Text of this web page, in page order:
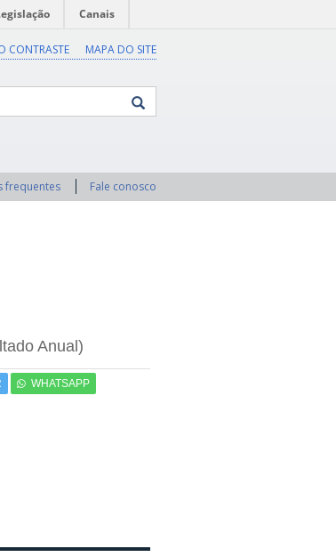
Canais
CONTRASTE MAPA DO SITE
frequentes Fale conosco
Anual)
WHATSAPP